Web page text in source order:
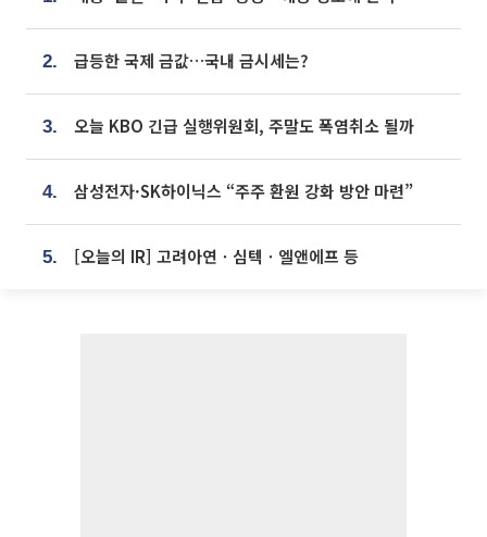
2. 급등한 국제 금값…국내 금시세는?
3. 오늘 KBO 긴급 실행위원회, 주말도 폭염취소 될까
4. 삼성전자·SK하이닉스 “주주 환원 강화 방안 마련”
5. [오늘의 IR] 고려아연ㆍ심텍ㆍ엘앤에프 등